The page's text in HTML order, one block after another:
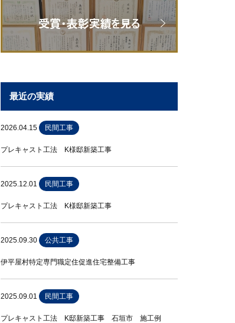
最近の実績
2026.04.15 民間工事
プレキャスト工法 K様邸新築工事
2025.12.01 民間工事
プレキャスト工法 K様邸新築工事
2025.09.30 公共工事
伊平屋村特定専門職定住促進住宅整備工事
2025.09.01 民間工事
プレキャスト工法 K邸新築工事 石垣市 施工例